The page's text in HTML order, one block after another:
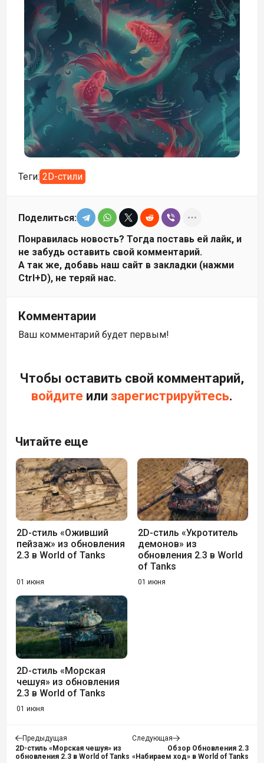
Теги: 2D-стили
Поделиться:
Понравилась новость? Тогда поставь ей лайк, и
не забудь оставить свой комментарий.
А так же, добавь наш сайт в закладки (нажми
Ctrl+D), не теряй нас.
Комментарии
Ваш комментарий будет первым!
Чтобы оставить свой комментарий,
войдите или зарегистрируйтесь.
Читайте еще
2D-стиль «Оживший
пейзаж» из обновления
2.3 в World of Tanks
01 июня
2D-стиль «Укротитель
демонов» из
обновления 2.3 в World
of Tanks
01 июня
2D-стиль «Морская
чешуя» из обновления
2.3 в World of Tanks
01 июня
Предыдущая
2D-стиль «Морская чешуя» из
обновления 2.3 в World of Tanks
Следующая
Обзор Обновления 2.3
«Набираем ход» в World of Tanks